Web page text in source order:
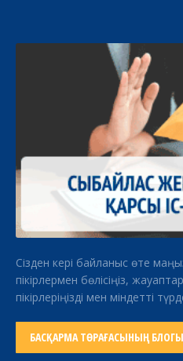
Сізден кері байланыс өте
пікірлермен бөлісіңіз,
пікірлеріңізді мен міндетті
БАСҚАРМА ТӨРАҒАСЫНЫҢ БЛОГЫ